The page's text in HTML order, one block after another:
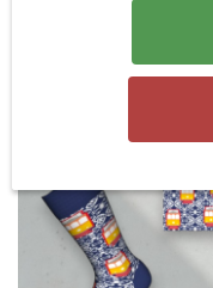
7,99 €